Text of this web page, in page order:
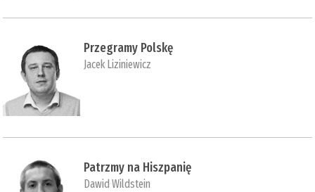
Przegramy Polskę
Jacek Liziniewicz
Patrzmy na Hiszpanię
Dawid Wildstein